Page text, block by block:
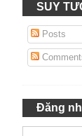
SUY
Posts
Đăng